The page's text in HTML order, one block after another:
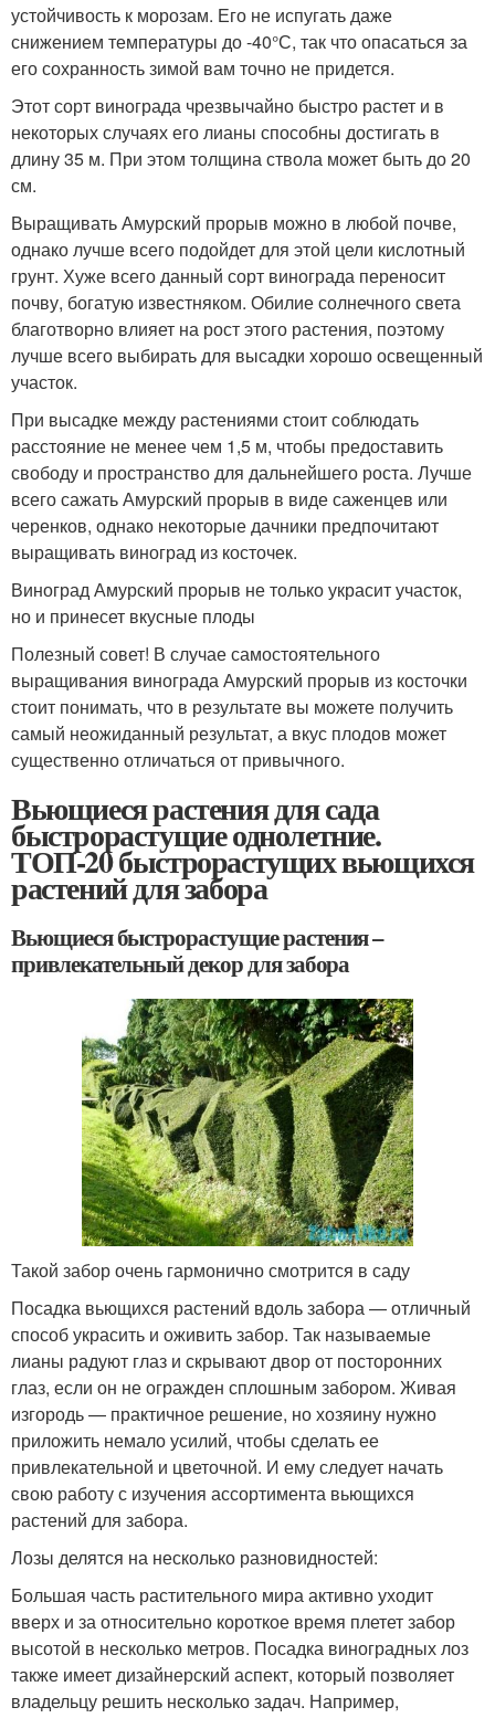
устойчивость к морозам. Его не испугать даже
снижением температуры до -40°С, так что опасаться за
его сохранность зимой вам точно не придется.
Этот сорт винограда чрезвычайно быстро растет и в
некоторых случаях его лианы способны достигать в
длину 35 м. При этом толщина ствола может быть до 20
см.
Выращивать Амурский прорыв можно в любой почве,
однако лучше всего подойдет для этой цели кислотный
грунт. Хуже всего данный сорт винограда переносит
почву, богатую известняком. Обилие солнечного света
благотворно влияет на рост этого растения, поэтому
лучше всего выбирать для высадки хорошо освещенный
участок.
При высадке между растениями стоит соблюдать
расстояние не менее чем 1,5 м, чтобы предоставить
свободу и пространство для дальнейшего роста. Лучше
всего сажать Амурский прорыв в виде саженцев или
черенков, однако некоторые дачники предпочитают
выращивать виноград из косточек.
Виноград Амурский прорыв не только украсит участок,
но и принесет вкусные плоды
Полезный совет! В случае самостоятельного
выращивания винограда Амурский прорыв из косточки
стоит понимать, что в результате вы можете получить
самый неожиданный результат, а вкус плодов может
существенно отличаться от привычного.
Вьющиеся растения для сада
быстрорастущие однолетние.
ТОП-20 быстрорастущих вьющихся
растений для забора
Вьющиеся быстрорастущие растения –
привлекательный декор для забора
Такой забор очень гармонично смотрится в саду
Посадка вьющихся растений вдоль забора — отличный
способ украсить и оживить забор. Так называемые
лианы радуют глаз и скрывают двор от посторонних
глаз, если он не огражден сплошным забором. Живая
изгородь — практичное решение, но хозяину нужно
приложить немало усилий, чтобы сделать ее
привлекательной и цветочной. И ему следует начать
свою работу с изучения ассортимента вьющихся
растений для забора.
Лозы делятся на несколько разновидностей:
Большая часть растительного мира активно уходит
вверх и за относительно короткое время плетет забор
высотой в несколько метров. Посадка виноградных лоз
также имеет дизайнерский аспект, который позволяет
владельцу решить несколько задач. Например,